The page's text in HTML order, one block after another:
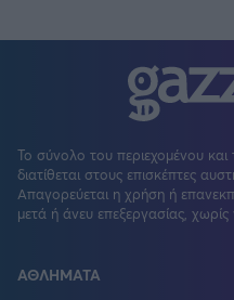
Το σύνολο του περιεχομένου
διατίθεται στους επισκέπτες
Απαγορεύεται η χρήση ή
μετά ή άνευ επεξεργασίας,
ΑΘΛΗΜΑΤΑ